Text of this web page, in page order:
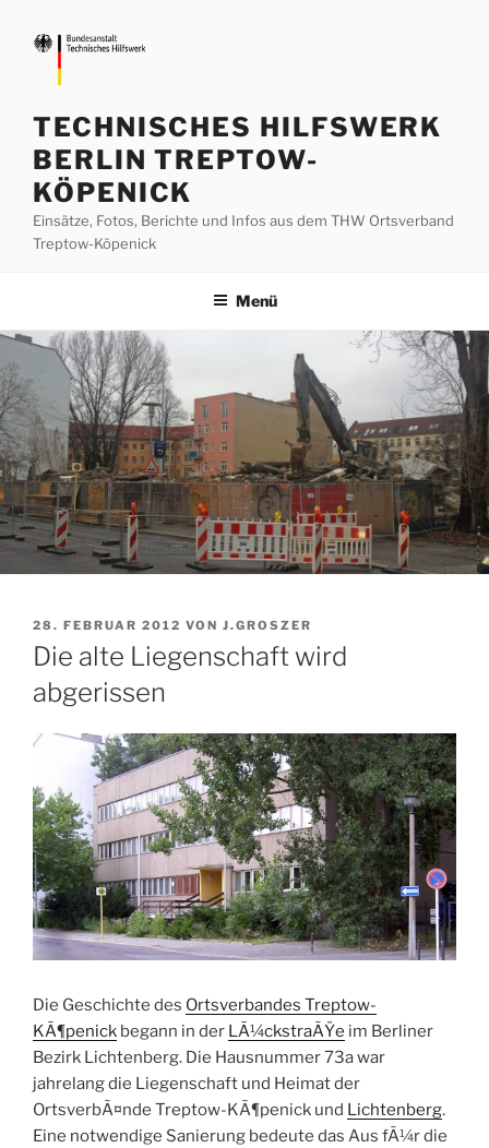
Inhalt
springen
TECHNISCHES HILFSWERK
BERLIN TREPTOW-
KÖPENICK
Einsätze, Fotos, Berichte und Infos aus dem THW Ortsverband
Treptow-Köpenick
Menü
VERÖFFENTLICHT
AM
28. FEBRUAR 2012 VON J.GROSZER
Die alte Liegenschaft wird
abgerissen
Die Geschichte des Ortsverbandes Treptow-
KÃ¶penick begann in der LÃ¼ckstraÃŸe im Berliner
Bezirk Lichtenberg. Die Hausnummer 73a war
jahrelang die Liegenschaft und Heimat der
OrtsverbÃ¤nde Treptow-KÃ¶penick und Lichtenberg.
Eine notwendige Sanierung bedeute das Aus fÃ¼r die